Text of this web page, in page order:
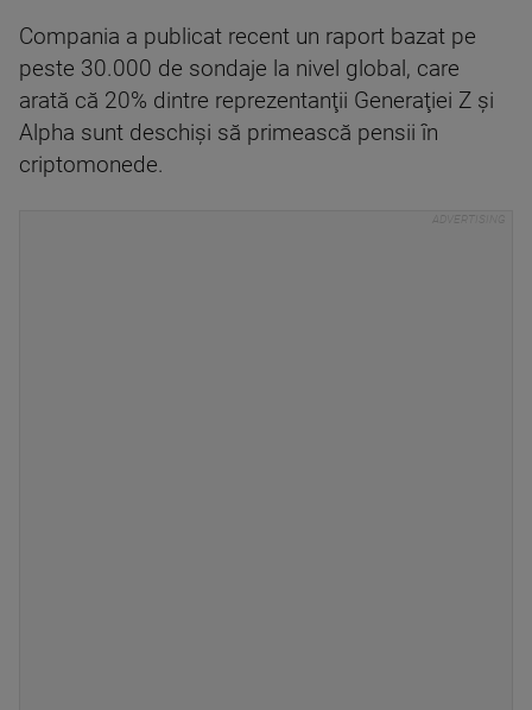
Compania a publicat recent un raport bazat pe
peste 30.000 de sondaje la nivel global, care
arată că 20% dintre reprezentanţii Generaţiei Z şi
Alpha sunt deschişi să primească pensii în
criptomonede.